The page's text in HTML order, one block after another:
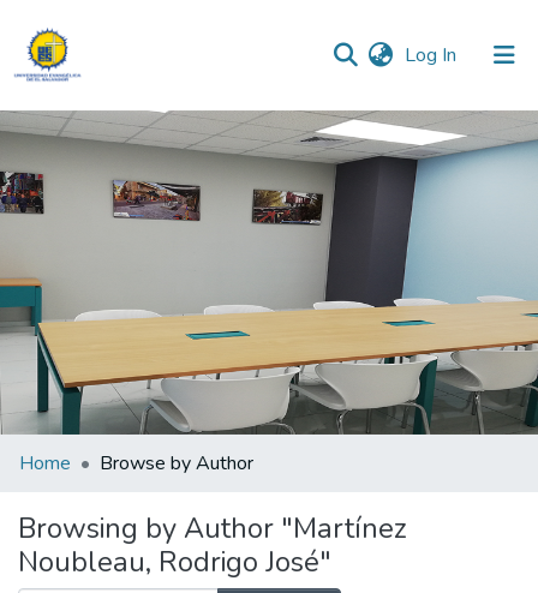
Log In (current)
Communities & Collections
All of DSpace
Home Browse by Author
Browsing by Author "Martínez
Noubleau, Rodrigo José"